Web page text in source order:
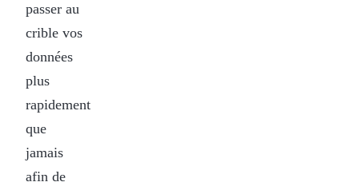
passer au
crible vos
données
plus
rapidement
que
jamais
afin de